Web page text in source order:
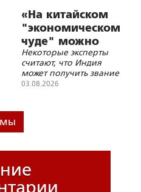
условиях проводит
непрерывные
совещания с
военными, на
которых они не
могут дать ему
необходимый ответ
с гарантиями
«На китайском
"экономическом
чуде" можно
поставить
точку»
Некоторые эксперты
считают, что Индия
может получить звание
«локомотива мировой
03.08.2026